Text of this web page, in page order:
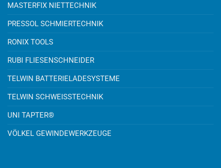
MASTERFIX NIETTECHNIK
PRESSOL SCHMIERTECHNIK
RONIX TOOLS
RUBI FLIESENSCHNEIDER
TELWIN BATTERIELADESYSTEME
TELWIN SCHWEISSTECHNIK
UNI TAPTER®
VÖLKEL GEWINDEWERKZEUGE